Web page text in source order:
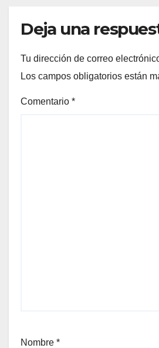
Deja una
Tu dirección de correo
Los campos obligatorios están
Comentario *
Nombre *